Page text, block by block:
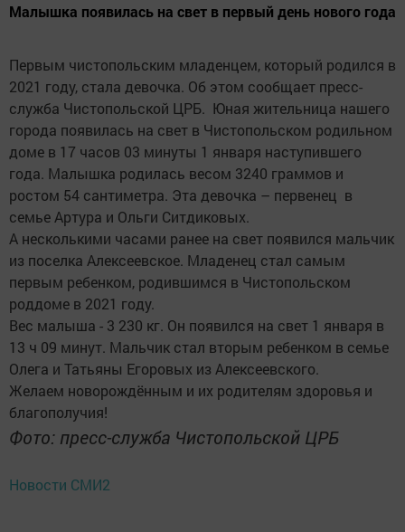
Малышка появилась на свет в первый день нового года
Первым чистопольским младенцем, который родился в
2021 году, стала девочка. Об этом сообщает пресс-
служба Чистопольской ЦРБ. Юная жительница нашего
города появилась на свет в Чистопольском родильном
доме в 17 часов 03 минуты 1 января наступившего
года. Малышка родилась весом 3240 граммов и
ростом 54 сантиметра. Эта девочка – первенец в
семье Артура и Ольги Ситдиковых.
А несколькими часами ранее на свет появился мальчик
из поселка Алексеевское. Младенец стал самым
первым ребенком, родившимся в Чистопольском
роддоме в 2021 году.
Вес малыша - 3 230 кг. Он появился на свет 1 января в
13 ч 09 минут. Мальчик стал вторым ребенком в семье
Олега и Татьяны Егоровых из Алексеевского.
Желаем новорождённым и их родителям здоровья и
благополучия!
Фото: пресс-служба Чистопольской ЦРБ
Новости СМИ2